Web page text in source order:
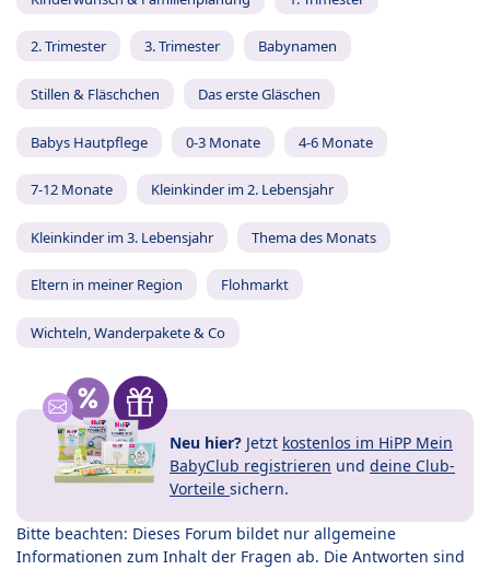
2. Trimester 3. Trimester Babynamen
Stillen & Fläschchen Das erste Gläschen
Babys Hautpflege 0-3 Monate 4-6 Monate
7-12 Monate Kleinkinder im 2. Lebensjahr
Kleinkinder im 3. Lebensjahr Thema des Monats
Eltern in meiner Region Flohmarkt
Wichteln, Wanderpakete & Co
Neu hier? Jetzt kostenlos im HiPP Mein
BabyClub registrieren und deine Club-
Vorteile sichern.
Bitte beachten: Dieses Forum bildet nur allgemeine
Informationen zum Inhalt der Fragen ab. Die Antworten sind